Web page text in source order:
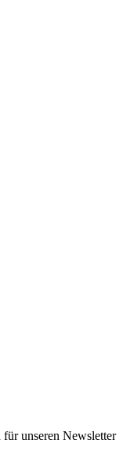
unseren Newsletter